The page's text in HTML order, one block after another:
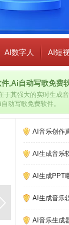
AI数字人 AI短
,Ai自动写歌免费
其强大的实时生成
动写歌免费软件。
AI音乐创作
AI生成音乐
AI生成PPT
AI生成音乐
AI音乐生成